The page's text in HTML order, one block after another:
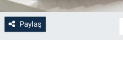
Paylaş